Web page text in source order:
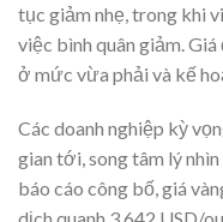
tục giảm nhẹ, trong khi
việc bình quân giảm.
ở mức vừa phải và kế
Các doanh nghiệp kỳ
gian tới, song tâm lý
báo cáo công bố, giá